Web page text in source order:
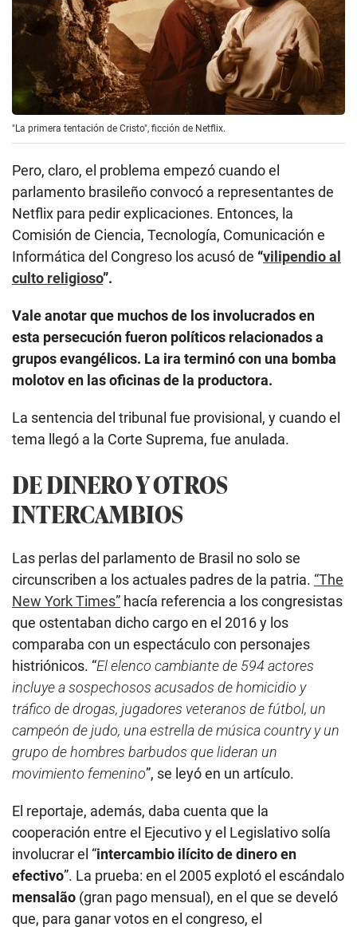
"La primera tentación de Cristo", ficción de Netflix.
Pero, claro, el problema empezó cuando el
parlamento brasileño convocó a representantes de
Netflix para pedir explicaciones. Entonces, la
Comisión de Ciencia, Tecnología, Comunicación e
Informática del Congreso los acusó de “vilipendio al
culto religioso”.
Vale anotar que muchos de los involucrados en
esta persecución fueron políticos relacionados a
grupos evangélicos. La ira terminó con una bomba
molotov en las oficinas de la productora.
La sentencia del tribunal fue provisional, y cuando el
tema llegó a la Corte Suprema, fue anulada.
DE DINERO Y OTROS
INTERCAMBIOS
Las perlas del parlamento de Brasil no solo se
circunscriben a los actuales padres de la patria. “The
New York Times” hacía referencia a los congresistas
que ostentaban dicho cargo en el 2016 y los
comparaba con un espectáculo con personajes
histriónicos. “El elenco cambiante de 594 actores
incluye a sospechosos acusados de homicidio y
tráfico de drogas, jugadores veteranos de fútbol, un
campeón de judo, una estrella de música country y un
grupo de hombres barbudos que lideran un
movimiento femenino”, se leyó en un artículo.
El reportaje, además, daba cuenta que la
cooperación entre el Ejecutivo y el Legislativo solía
involucrar el “intercambio ilícito de dinero en
efectivo”. La prueba: en el 2005 explotó el escándalo
mensalão (gran pago mensual), en el que se develó
que, para ganar votos en el congreso, el